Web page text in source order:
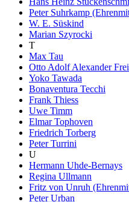
Peter Suhrkamp
W. E. Süskind
Marian Szyrocki
T
Max Tau
Otto Adolf Alexander
Yoko Tawada
Bonaventura Tecchi
Frank Thiess
Uwe Timm
Elmar Tophoven
Friedrich Torberg
Peter Turrini
U
Hermann Uhde-Bernays
Regina Ullmann
Fritz von Unruh
Peter Urban